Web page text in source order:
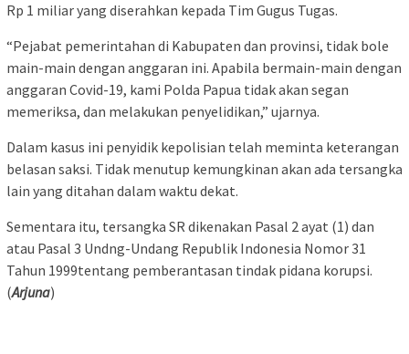
Rp 1 miliar yang diserahkan kepada Tim Gugus Tugas.
“Pejabat pemerintahan di Kabupaten dan provinsi, tidak bole
main-main dengan anggaran ini. Apabila bermain-main dengan
anggaran Covid-19, kami Polda Papua tidak akan segan
memeriksa, dan melakukan penyelidikan,” ujarnya.
Dalam kasus ini penyidik kepolisian telah meminta keterangan
belasan saksi. Tidak menutup kemungkinan akan ada tersangka
lain yang ditahan dalam waktu dekat.
Sementara itu, tersangka SR dikenakan Pasal 2 ayat (1) dan
atau Pasal 3 Undng-Undang Republik Indonesia Nomor 31
Tahun 1999tentang pemberantasan tindak pidana korupsi.
(Arjuna)